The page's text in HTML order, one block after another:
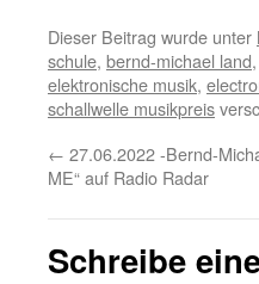
Dieser Beitrag wurde unter
schule, bernd-michael land,
elektronische musik,
schallwelle musikpreis
← 27.06.2022 -Bernd-
ME“ auf Radio Radar
Schreibe